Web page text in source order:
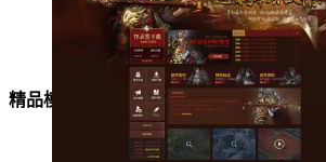
美女模板
精品模板